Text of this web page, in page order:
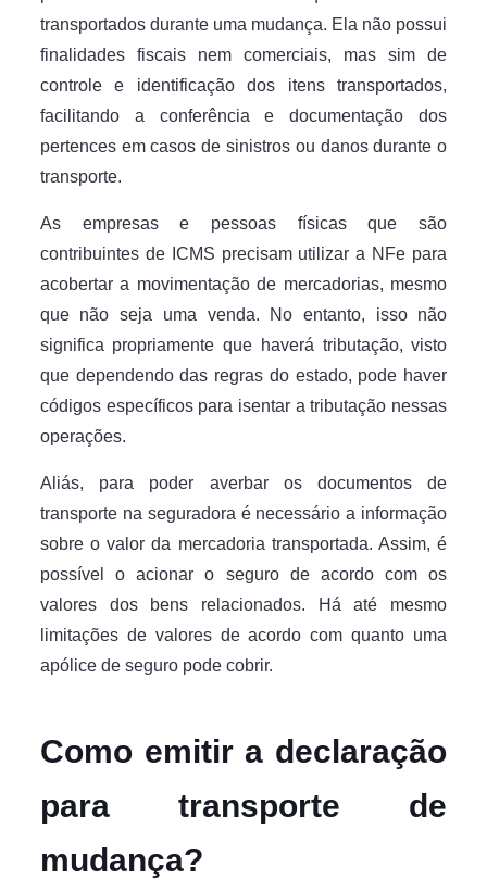
transportados durante uma mudança. Ela não possui
finalidades fiscais nem comerciais, mas sim de
controle e identificação dos itens transportados,
facilitando a conferência e documentação dos
pertences em casos de sinistros ou danos durante o
transporte.
As empresas e pessoas físicas que são
contribuintes de ICMS precisam utilizar a NFe para
acobertar a movimentação de mercadorias, mesmo
que não seja uma venda. No entanto, isso não
significa propriamente que haverá tributação, visto
que dependendo das regras do estado, pode haver
códigos específicos para isentar a tributação nessas
operações.
Aliás, para poder averbar os documentos de
transporte na seguradora é necessário a informação
sobre o valor da mercadoria transportada. Assim, é
possível o acionar o seguro de acordo com os
valores dos bens relacionados. Há até mesmo
limitações de valores de acordo com quanto uma
apólice de seguro pode cobrir.
Como emitir a declaração
para transporte de
mudança?